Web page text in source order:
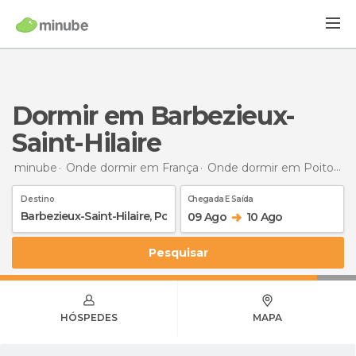
Dormir em Barbezieux-
Saint-Hilaire
minube Onde dormir em França Onde dormir em Poitou-Charentes
Destino Chegada E Saída
09 Ago 10 Ago
Pesquisar
HÓSPEDES MAPA